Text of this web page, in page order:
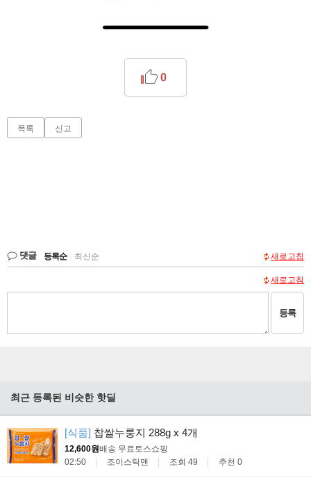
0
목록 신고
댓글 등록순 최신순 새로고침
새로고침
등록
최근 등록된 비슷한 핫딜
[식품] 찹쌀누룽지 288g x 4개
12,600원배송 무료토스쇼핑
02:50
조이스틱맨 조회 49 추천 0